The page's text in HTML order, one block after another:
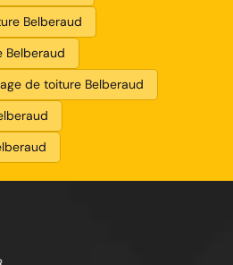
Belberaud
Belberaud
de toiture Belberaud